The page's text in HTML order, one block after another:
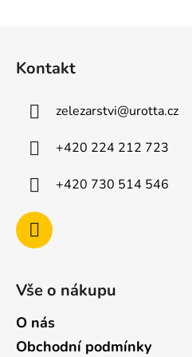
Kontakt
zelezarstvi@urotta.cz
+420 224 212 723
+420 730 514 546
Vše o nákupu
O nás
Obchodní podmínky